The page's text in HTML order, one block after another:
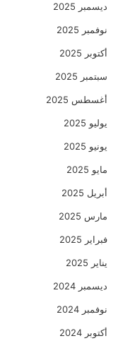
ديسمبر 2025
نوفمبر 2025
أكتوبر 2025
سبتمبر 2025
أغسطس 2025
يوليو 2025
يونيو 2025
مايو 2025
أبريل 2025
مارس 2025
فبراير 2025
يناير 2025
ديسمبر 2024
نوفمبر 2024
أكتوبر 2024